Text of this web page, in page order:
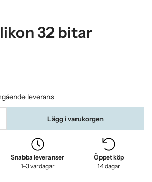
32 bitar
leverans
Lägg i varukorgen
Snabba leveranser
1-3 vardagar
Öppet köp
14 dagar